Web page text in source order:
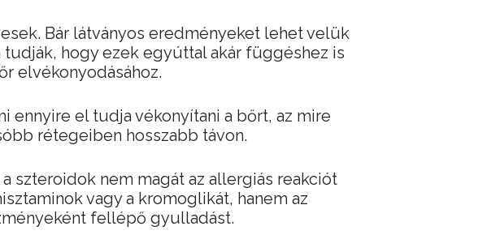
Bár látványos eredményeket lehet velük
hogy ezek egyúttal akár függéshez is
elvékonyodásához.
ennyire el tudja vékonyítani a bőrt, az mire
rétegeiben hosszabb távon.
szteroidok nem magát az allergiás reakciót
vagy a kromoglikát, hanem az
fellépő gyulladást.